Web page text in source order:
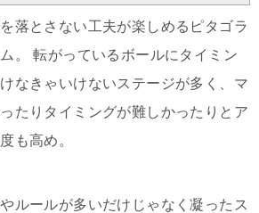
落とさない工夫が楽しめるピタゴラ
。 転がっているボールにタイミン
なきゃいけないステージが多く、マ
たりタイミングが難しかったりとア
も高め。
ルールが多いだけじゃなく凝ったス